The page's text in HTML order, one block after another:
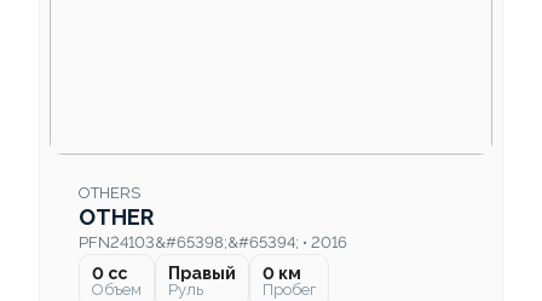
OTHERS
OTHER
PFN24103&#65398;&#65394; • 2016
0 cc
Объем
Правый
Руль
0 км
Пробег